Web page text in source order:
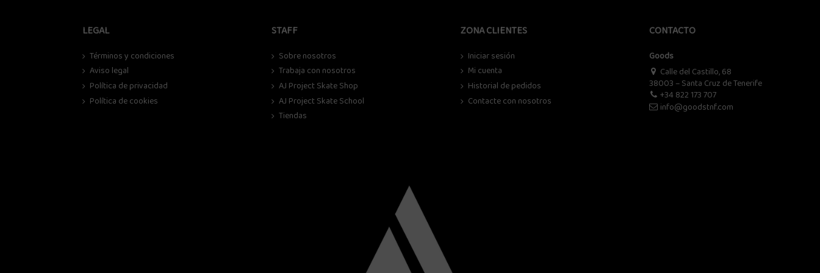
LEGAL
Términos y condiciones
Aviso legal
Política de privacidad
Política de cookies
STAFF
Sobre nosotros
Trabaja con nosotros
AJ Project Skate Shop
AJ Project Skate School
Tiendas
ZONA CLIENTES
Iniciar sesión
Mi cuenta
Historial de pedidos
Contacte con nosotros
CONTACTO
Goods
Calle del Castillo, 68
38003 – Santa Cruz de Tenerife
+34 822 173 707
info@goodstnf.com